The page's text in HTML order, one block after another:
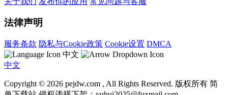
法律声明
服务条款 隐私与Cookie政策 Cookie设置 DMCA
中文
中文
Copyright © 2026 pejdw.com , All Rights Reserved. 版权所有 简